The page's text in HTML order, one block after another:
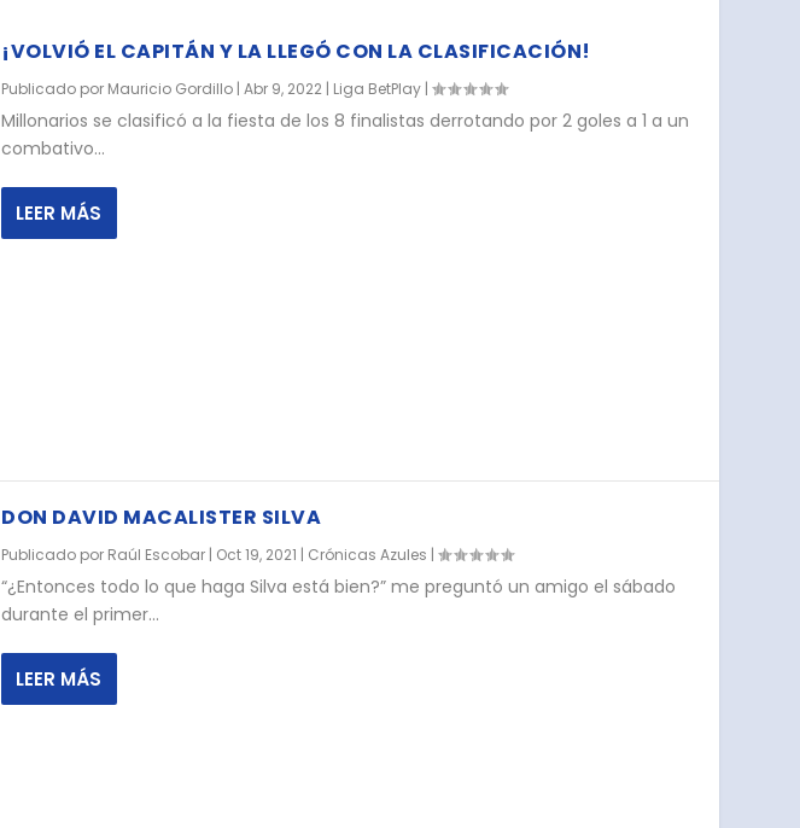
¡VOLVIÓ EL CAPITÁN Y LA LLEGÓ CON LA CLASIFICACIÓN!
Publicado por Mauricio Gordillo | Abr 9, 2022 | Liga BetPlay |
Millonarios se clasificó a la fiesta de los 8 finalistas derrotando por 2 goles a 1 a un
combativo...
LEER MÁS
DON DAVID MACALISTER SILVA
Publicado por Raúl Escobar | Oct 19, 2021 | Crónicas Azules |
“¿Entonces todo lo que haga Silva está bien?” me preguntó un amigo el sábado
durante el primer...
LEER MÁS